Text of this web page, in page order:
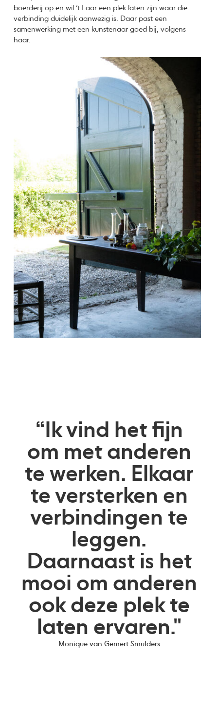
boerderij op en wil ’t Laar een plek laten zijn waar die
verbinding duidelijk aanwezig is. Daar past een
samenwerking met een kunstenaar goed bij, volgens
haar.
“Ik vind het fijn
om met anderen
te werken. Elkaar
te versterken en
verbindingen te
leggen.
Daarnaast is het
mooi om anderen
ook deze plek te
laten ervaren."
Monique van Gemert Smulders